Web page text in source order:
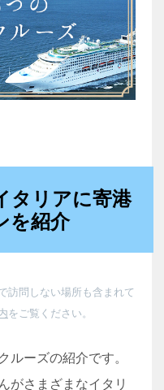
タリアに寄港
を紹介
訪問しない場所も含まれて
をご覧ください。
ルーズの紹介です。
がさまざまなイタリ